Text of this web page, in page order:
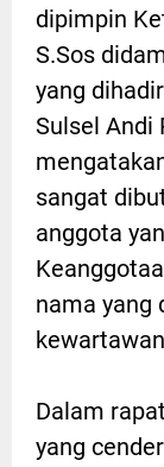
dipimpin
S.Sos
yang
Sulsel Andi
sangat
anggota
nama yang
Dalam
yang